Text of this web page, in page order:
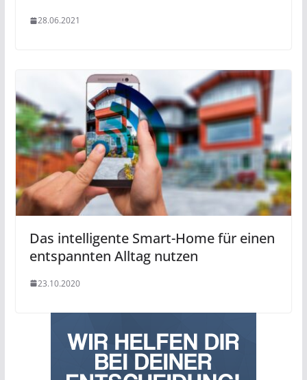
28.06.2021
Das intelligente Smart-Home für einen
entspannten Alltag nutzen
23.10.2020